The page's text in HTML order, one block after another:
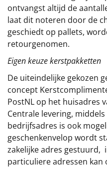
ontvangst altijd de
laat dit noteren door de
geschiedt op pallets,
retourgenomen.
Eigen keuze kerstpakketten
De uiteindelijke gekozen
concept
PostNL op het huisadres
Centrale levering,
bedrijfsadres is ook
geschenkenvelop wordt
zakelijke adres gestuurd,
particuliere adressen kan